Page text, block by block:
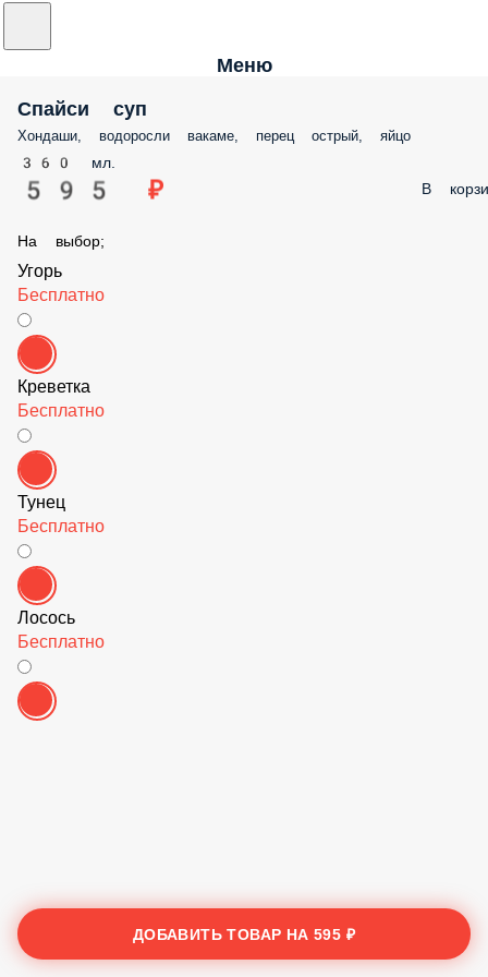
Меню
Спайси суп
Хондаши, водоросли вакаме, перец острый, яйцо
360 мл.
595 ₽ В
На выбор;
Угорь
Бесплатно
Креветка
Бесплатно
Тунец
Бесплатно
Лосось
Бесплатно
ДОБАВИТЬ ТОВАР НА595 ₽